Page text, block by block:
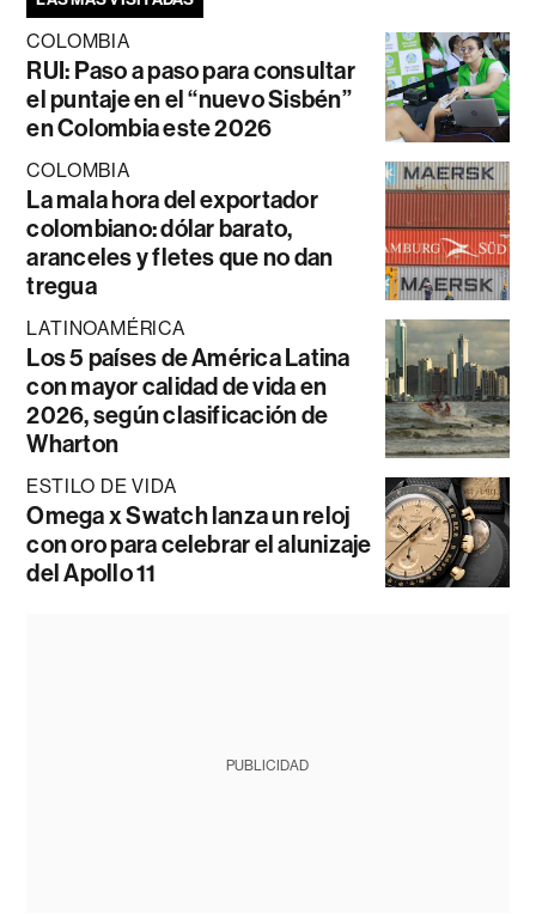
COLOMBIA
RUI: Paso a paso para consultar
el puntaje en el “nuevo Sisbén”
en Colombia este 2026
COLOMBIA
La mala hora del exportador
colombiano: dólar barato,
aranceles y fletes que no dan
tregua
LATINOAMÉRICA
Los 5 países de América Latina
con mayor calidad de vida en
2026, según clasificación de
Wharton
ESTILO DE VIDA
Omega x Swatch lanza un reloj
con oro para celebrar el alunizaje
del Apollo 11
PUBLICIDAD